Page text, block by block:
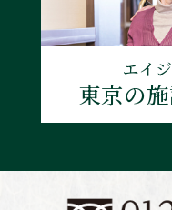
エイ
東京の